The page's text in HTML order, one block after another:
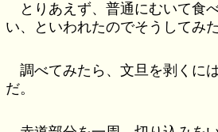
とりあえず、普通にむいて食
い、といわれたのでそうしてみ
調べてみたら、文旦を剥くに
だ。